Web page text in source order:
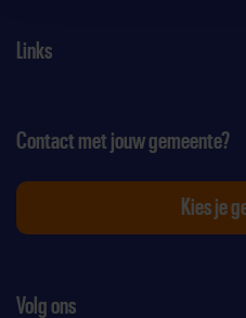
Links
Volg ons
Contact met jouw gemeente?
Kies je